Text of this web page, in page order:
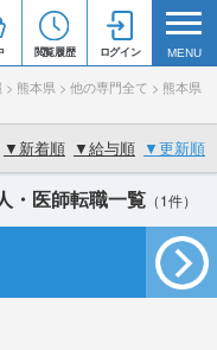
閲覧履歴 ログイン MENU
> 熊本県 > 他の専門全て > 熊本県
▼ 新着順 ▼給与順 ▼更新順
・医師転職一覧 （1件）